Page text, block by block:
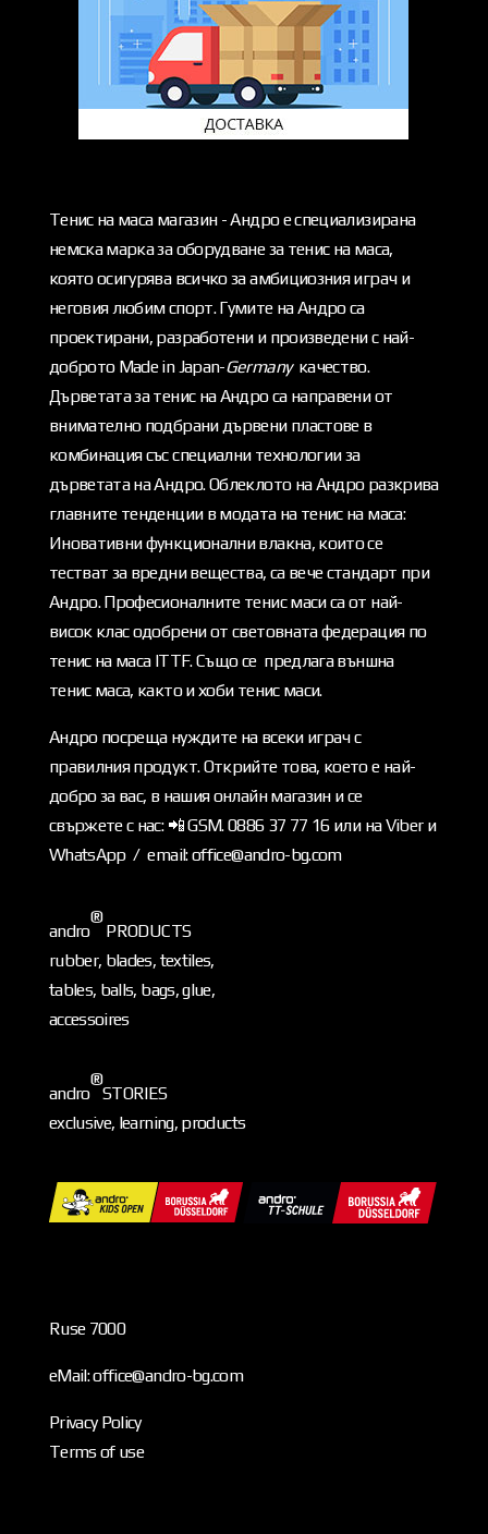
Тенис на маса магазин - Андро е специализирана
немска марка за оборудване за тенис на маса,
която осигурява всичко за амбициозния играч и
неговия любим спорт. Гумите на Андро са
проектирани, разработени и произведени с най-
доброто Made in Japan-Germanyкачество.
Дърветата за тенис на Андро са направени от
внимателно подбрани дървени пластове в
комбинация със специални технологии за
дърветата на Андро. Облеклото на Андро разкрива
главните тенденции в модата на тенис на маса:
Иновативни функционални влакна, които се
тестват за вредни вещества, са вече стандарт при
Андро. Професионалните тенис маси са от най-
висок клас одобрени от световната федерация по
тенис на маса ITTF. Също се предлага външна
тенис маса, както и хоби тенис маси.
Андро посреща нуждите на всеки играч с
правилния продукт. Открийте това, което е най-
добро за вас, в нашия онлайн магазин и се
свържете с нас: 📲 GSM. 0886 37 77 16 или на Viber и
WhatsApp / email: office@andro-bg.com
andro
®
PRODUCTS
rubber, blades, textiles,
tables, balls, bags, glue,
accessoires
andro
®
STORIES
exclusive, learning, products
Ruse 7000
eMail: office@andro-bg.com
Privacy Policy
Terms of use